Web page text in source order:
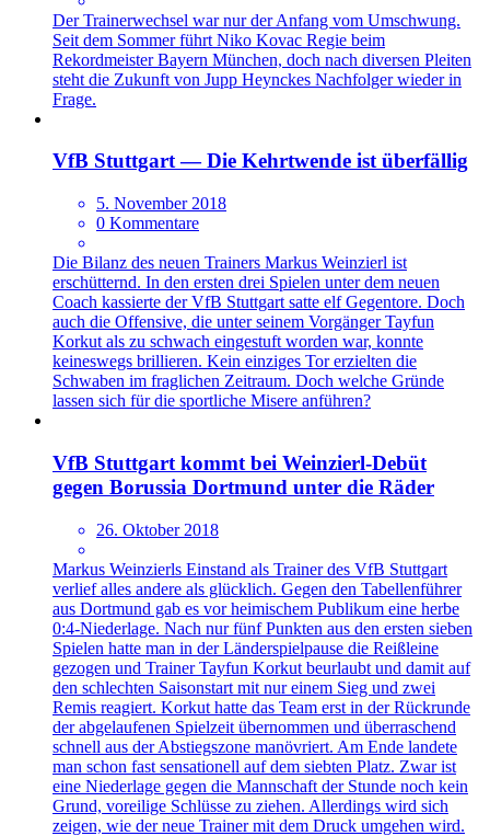
Der Trainerwechsel war nur der Anfang vom Umschwung.
Seit dem Sommer führt Niko Kovac Regie beim
Rekordmeister Bayern München, doch nach diversen Pleiten
steht die Zukunft von Jupp Heynckes Nachfolger wieder in
Frage.
VfB Stuttgart — Die Kehrtwende ist überfällig
5. November 2018
0 Kommentare
Die Bilanz des neuen Trainers Markus Weinzierl ist
erschütternd. In den ersten drei Spielen unter dem neuen
Coach kassierte der VfB Stuttgart satte elf Gegentore. Doch
auch die Offensive, die unter seinem Vorgänger Tayfun
Korkut als zu schwach eingestuft worden war, konnte
keineswegs brillieren. Kein einziges Tor erzielten die
Schwaben im fraglichen Zeitraum. Doch welche Gründe
lassen sich für die sportliche Misere anführen?
VfB Stuttgart kommt bei Weinzierl-Debüt
gegen Borussia Dortmund unter die Räder
26. Oktober 2018
Markus Weinzierls Einstand als Trainer des VfB Stuttgart
verlief alles andere als glücklich. Gegen den Tabellenführer
aus Dortmund gab es vor heimischem Publikum eine herbe
0:4-Niederlage. Nach nur fünf Punkten aus den ersten sieben
Spielen hatte man in der Länderspielpause die Reißleine
gezogen und Trainer Tayfun Korkut beurlaubt und damit auf
den schlechten Saisonstart mit nur einem Sieg und zwei
Remis reagiert. Korkut hatte das Team erst in der Rückrunde
der abgelaufenen Spielzeit übernommen und überraschend
schnell aus der Abstiegszone manövriert. Am Ende landete
man schon fast sensationell auf dem siebten Platz. Zwar ist
eine Niederlage gegen die Mannschaft der Stunde noch kein
Grund, voreilige Schlüsse zu ziehen. Allerdings wird sich
zeigen, wie der neue Trainer mit dem Druck umgehen wird.